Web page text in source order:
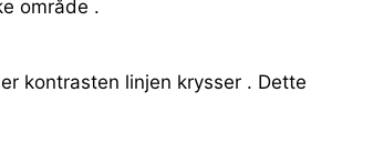
område .
kontrasten linjen krysser . Dette